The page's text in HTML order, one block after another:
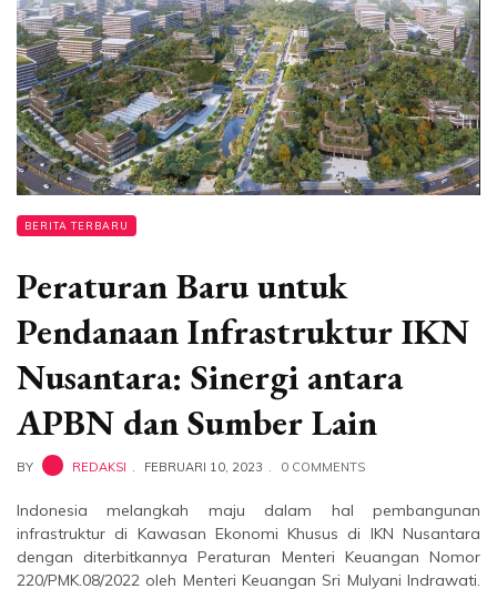
BERITA TERBARU
Peraturan Baru untuk
Pendanaan Infrastruktur IKN
Nusantara: Sinergi antara
APBN dan Sumber Lain
BY REDAKSI FEBRUARI 10, 2023 0 COMMENTS
Indonesia melangkah maju dalam hal pembangunan
infrastruktur di Kawasan Ekonomi Khusus di IKN Nusantara
dengan diterbitkannya Peraturan Menteri Keuangan Nomor
220/PMK.08/2022 oleh Menteri Keuangan Sri Mulyani Indrawati.